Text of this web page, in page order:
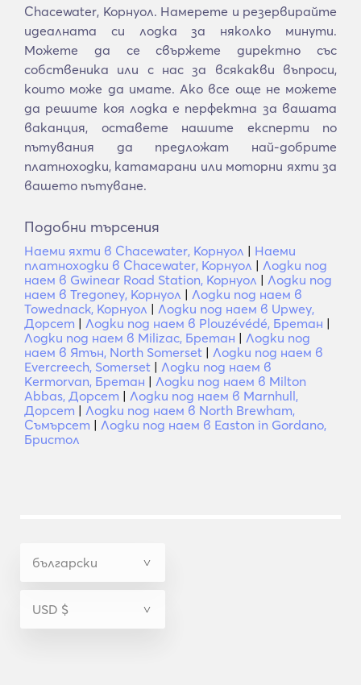
Chacewater, Корнуол. Намерете и резервирайте
идеалната си лодка за няколко минути.
Можете да се свържете директно със
собственика или с нас за всякакви въпроси,
които може да имате. Ако все още не можете
да решите коя лодка е перфектна за вашата
ваканция, оставете нашите експерти по
пътувания да предложат най-добрите
платноходки, катамарани или моторни яхти за
вашето пътуване.
Подобни търсения
Наеми яхти в Chacewater, Корнуол | Наеми
платноходки в Chacewater, Корнуол | Лодки под
наем в Gwinear Road Station, Корнуол | Лодки под
наем в Tregoney, Корнуол | Лодки под наем в
Towednack, Корнуол | Лодки под наем в Upwey,
Дорсет | Лодки под наем в Plouzévédé, Бретан |
Лодки под наем в Milizac, Бретан | Лодки под
наем в Ятън, North Somerset | Лодки под наем в
Evercreech, Somerset | Лодки под наем в
Kermorvan, Бретан | Лодки под наем в Milton
Abbas, Дорсет | Лодки под наем в Marnhull,
Дорсет | Лодки под наем в North Brewham,
Съмърсет | Лодки под наем в Easton in Gordano,
Бристол